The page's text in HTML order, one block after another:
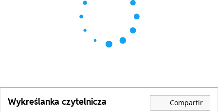
Wykreślanka czytelnicza Compartir